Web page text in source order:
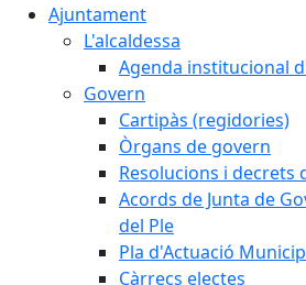
Ajuntament
L'alcaldessa
Agenda institucional
Govern
Cartipàs (regidories)
Òrgans de govern
Resolucions i decrets
Acords de Junta de
del Ple
Pla d'Actuació
Càrrecs electes